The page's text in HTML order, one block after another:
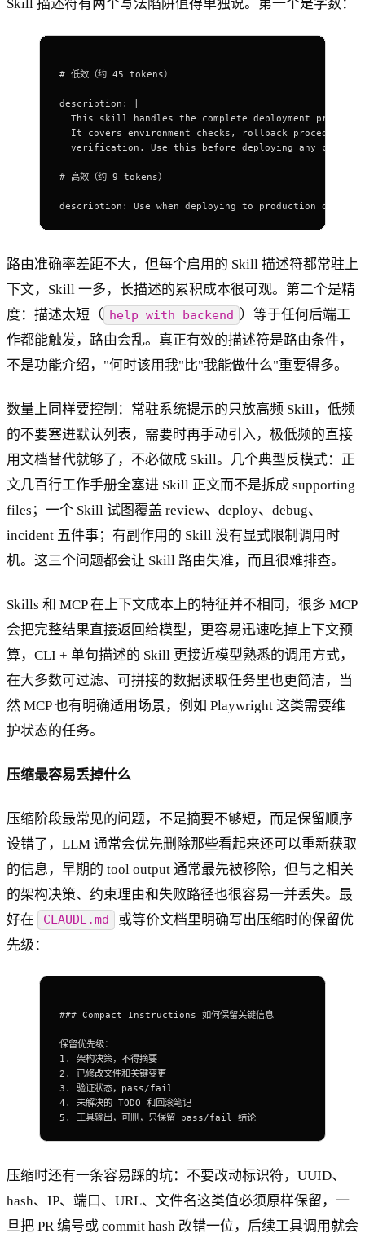
Skill 描述符有两个写法陷阱值得单独说。第一个是字数：
# 低效（约 45 tokens）
description :
This skill handles the complete deployment process
  It covers
environment checks , rollback procedures
  verification
. Use this before deploying any code
# 高效 （约 9 tokens）
description : Use when deploying to production or
路由准确率差距不大，但每个启用的 Skill 描述符都常驻上
下文，Skill 一多，长描述的累积成本很可观。第二个是精
度：描述太短（ help with backend ）等于任何后端工
作都能触发，路由会乱。真正有效的描述符是路由条件，
不是功能介绍，"何时该用我"比"我能做什么"重要得多。
数量上同样要控制：常驻系统提示的只放高频 Skill，低频
的不要塞进默认列表，需要时再手动引入，极低频的直接
用文档替代就够了，不必做成 Skill。几个典型反模式：正
文几百行工作手册全塞进 Skill 正文而不是拆成 supporting
files；一个 Skill 试图覆盖 review、deploy、debug、
incident 五件事；有副作用的 Skill 没有显式限制调用时
机。这三个问题都会让 Skill 路由失准，而且很难排查。
Skills 和 MCP 在上下文成本上的特征并不相同，很多 MCP
会把完整结果直接返回给模型，更容易迅速吃掉上下文预
算，CLI + 单句描述的 Skill 更接近模型熟悉的调用方式，
在大多数可过滤、可拼接的数据读取任务里也更简洁，当
然 MCP 也有明确适用场景，例如 Playwright 这类需要维
护状态的任务。
压缩最容易丢掉什么
压缩阶段最常见的问题，不是摘要不够短，而是保留顺序
设错了，LLM 通常会优先删除那些看起来还可以重新获取
的信息，早期的 tool output 通常最先被移除，但与之相关
的架构决策、约束理由和失败路径也很容易一并丢失。最
好在
CLAUDE.md
或等价文档里明确写出压缩时的保留优
先级：
### Compact Instructions 如何保留关键信息
保留优先级：
1.
架构决策，不得摘要
2.
已修改文件和关键变更
3.
验证状态，pass/fail
4.
未解决的 TODO 和回滚笔记
5.
工具输出，可删，只保留 pass/fail 结论
压缩时还有一条容易踩的坑：不要改动标识符，UUID、
hash、IP、端口、URL、文件名这类值必须原样保留，一
旦把 PR 编号或 commit hash 改错一位，后续工具调用就会